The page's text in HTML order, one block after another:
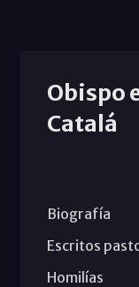
Obispo
Catalá
Biografía
Escritos
Homilías